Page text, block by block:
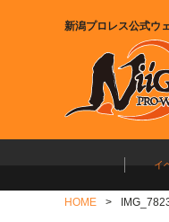
新潟プロレス公式ウ
イ
HOME